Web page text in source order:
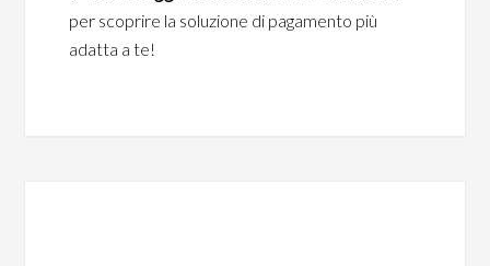
per scoprire la soluzione di pagamento più
adatta a te!